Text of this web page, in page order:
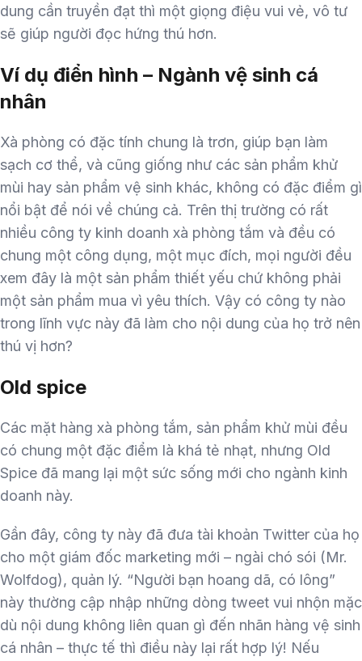
dung cần truyền đạt thì một giọng điệu vui vẻ, vô tư
sẽ giúp người đọc hứng thú hơn.
Ví dụ điển hình – Ngành vệ sinh cá
nhân
Xà phòng có đặc tính chung là trơn, giúp bạn làm
sạch cơ thể, và cũng giống như các sản phẩm khử
mùi hay sản phẩm vệ sinh khác, không có đặc điểm gì
nổi bật để nói về chúng cả. Trên thị trường có rất
nhiều công ty kinh doanh xà phòng tắm và đều có
chung một công dụng, một mục đích, mọi người đều
xem đây là một sản phẩm thiết yếu chứ không phải
một sản phẩm mua vì yêu thích. Vậy có công ty nào
trong lĩnh vực này đã làm cho nội dung của họ trở nên
thú vị hơn?
Old spice
Các mặt hàng xà phòng tắm, sản phẩm khử mùi đều
có chung một đặc điểm là khá tẻ nhạt, nhưng Old
Spice đã mang lại một sức sống mới cho ngành kinh
doanh này.
Gần đây, công ty này đã đưa tài khoản Twitter của họ
cho một giám đốc marketing mới – ngài chó sói (Mr.
Wolfdog), quản lý. “Người bạn hoang dã, có lông”
này thường cập nhập những dòng tweet vui nhộn mặc
dù nội dung không liên quan gì đến nhãn hàng vệ sinh
cá nhân – thực tế thì điều này lại rất hợp lý! Nếu